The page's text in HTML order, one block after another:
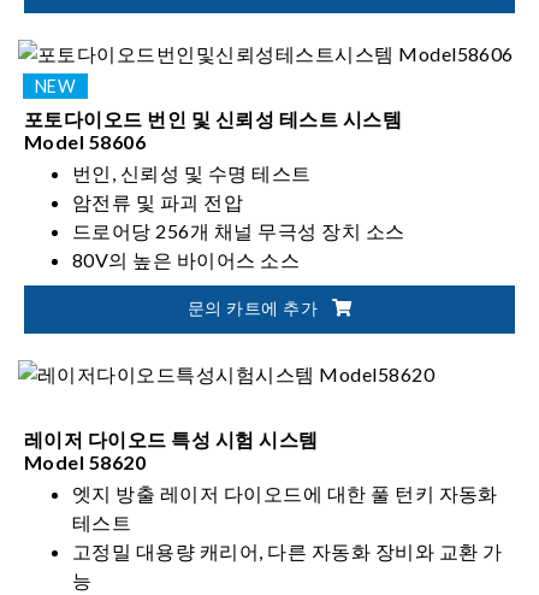
포토다이오드 번인 및 신뢰성 테스트 시스템
Model 58606
번인, 신뢰성 및 수명 테스트
암전류 및 파괴 전압
드로어당 256개 채널 무극성 장치 소스
80V의 높은 바이어스 소스
문의 카트에 추가
레이저 다이오드 특성 시험 시스템
Model 58620
엣지 방출 레이저 다이오드에 대한 풀 턴키 자동화
테스트
고정밀 대용량 캐리어, 다른 자동화 장비와 교환 가
능